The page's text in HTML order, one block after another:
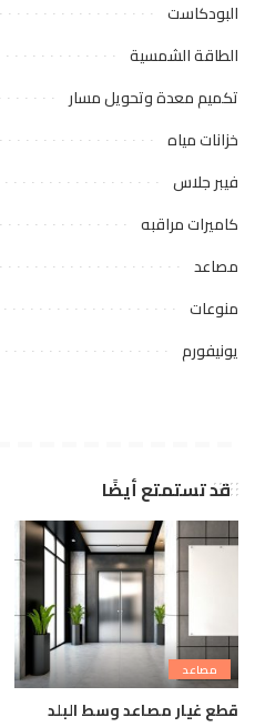
البودكاست
الطاقة الشمسية
تكميم معدة وتحويل مسار
خزانات مياه
فيبر جلاس
كاميرات مراقبه
مصاعد
منوعات
يونيفورم
قد تستمتع أيضًا
مصاعد
قطع غيار مصاعد وسط البلد